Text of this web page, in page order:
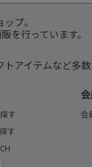
プ。
を行っています。
アイテムなど多
す
す
会